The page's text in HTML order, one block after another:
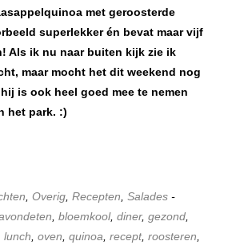
met geroosterde
superlekker én bevat maar vijf
Als ik nu naar buiten kijk zie ik
maar mocht het dit weekend nog
is ook heel goed mee te nemen
het park. :)
, Overig, Recepten, Salades -
, bloemkool, diner, gezond,
lunch, oven, quinoa, recept, roosteren,